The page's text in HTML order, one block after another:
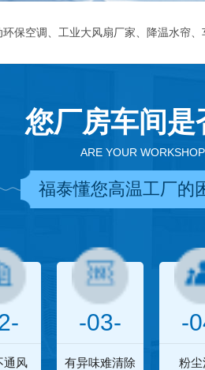
保空调、工业大风扇厂家、降温水帘
您厂房车间
ARE YOUR
福泰懂您高温工厂的
通风
-03-
有异味难清除
-
粉尘